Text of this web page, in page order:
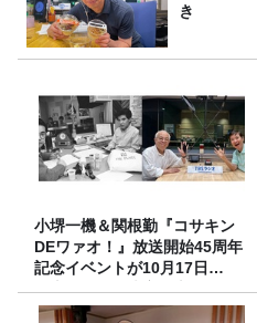
き
小堺一機＆関根勤『コサキン
DEワァオ！』放送開始45周年
記念イベントが10月17日
（土）に開催決定！本日より
FC先行受付スタート！